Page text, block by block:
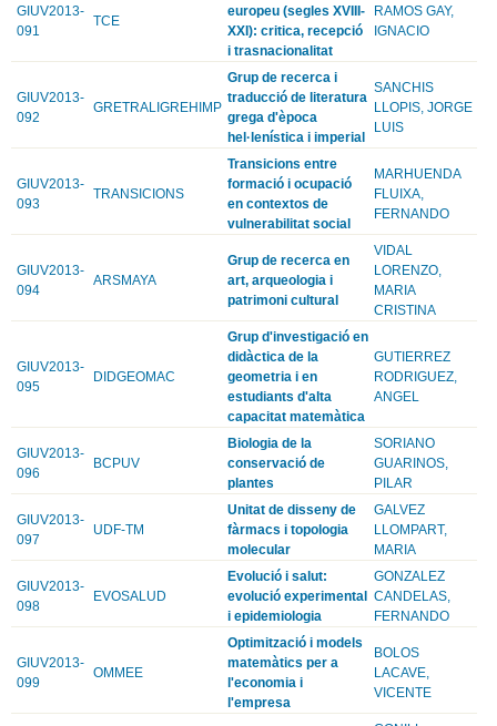
GIUV2013-
091
TCE
europeu (segles XVIII-
XXI): critica, recepció
i trasnacionalitat
RAMOS GAY,
IGNACIO
GIUV2013-
092
GRETRALIGREHIMP
Grup de recerca i
traducció de literatura
grega d'època
hel·lenística i imperial
SANCHIS
LLOPIS, JORGE
LUIS
GIUV2013-
093
TRANSICIONS
Transicions entre
formació i ocupació
en contextos de
vulnerabilitat social
MARHUENDA
FLUIXA,
FERNANDO
GIUV2013-
094
ARSMAYA
Grup de recerca en
art, arqueologia i
patrimoni cultural
VIDAL
LORENZO,
MARIA
CRISTINA
GIUV2013-
095
DIDGEOMAC
Grup d'investigació en
didàctica de la
geometria i en
estudiants d'alta
capacitat matemàtica
GUTIERREZ
RODRIGUEZ,
ANGEL
GIUV2013-
096
BCPUV
Biologia de la
conservació de
plantes
SORIANO
GUARINOS,
PILAR
GIUV2013-
097
UDF-TM
Unitat de disseny de
fàrmacs i topologia
molecular
GALVEZ
LLOMPART,
MARIA
GIUV2013-
098
EVOSALUD
Evolució i salut:
evolució experimental
i epidemiologia
GONZALEZ
CANDELAS,
FERNANDO
GIUV2013-
099
OMMEE
Optimització i models
matemàtics per a
l'economia i
l'empresa
BOLOS
LACAVE,
VICENTE